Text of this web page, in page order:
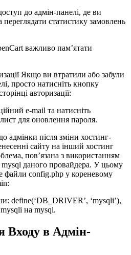
до адмін-панелі, де ви
переглядати статистику замовлень
важливо пам’ятати
Якщо ви втратили або забули
просто натисніть кнопку
авторизації:
e-mail та натисніть
для оновлення пароля.
адмінки після зміни хостинг-
сайту на інший хостинг
пов’язана з використанням
mysql даного провайдера. У цьому
файли config.php у кореневому
define(‘DB_DRIVER’, ‘mysqli’),
на mysql.
Входу в Адмін-